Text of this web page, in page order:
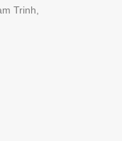
Trinh,